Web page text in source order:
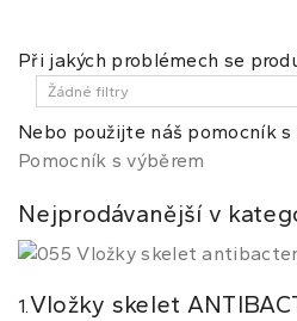
Při jakých problémech se
Nebo použijte náš pomocník s
Pomocník s výběrem
Nejprodávanější v
1.Vložky skelet